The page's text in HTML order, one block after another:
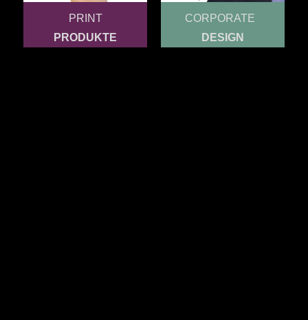
PRINT
PRODUKTE
CORPORATE
DESIGN